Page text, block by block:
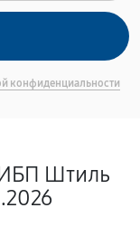
конфиденциальности
Штиль